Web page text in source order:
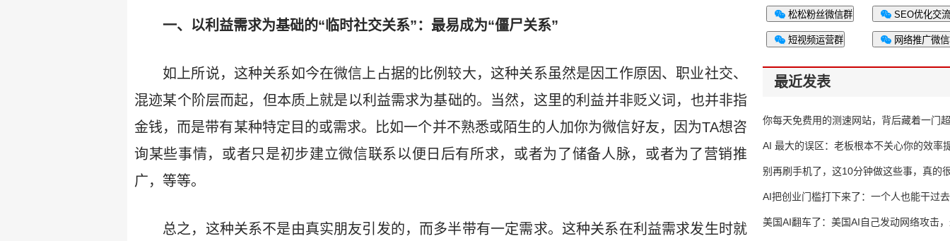
一、以利益需求为基础的“临时社交关系”：最易成为“僵尸关系”
如上所说，这种关系如今在微信上占据的比例较大，这种关系虽然是因工作原因、职业社交、
混迹某个阶层而起，但本质上就是以利益需求为基础的。当然，这里的利益并非贬义词，也并非指
金钱，而是带有某种特定目的或需求。比如一个并不熟悉或陌生的人加你为微信好友，因为TA想咨
询某些事情，或者只是初步建立微信联系以便日后有所求，或者为了储备人脉，或者为了营销推
广，等等。
总之，这种关系不是由真实朋友引发的，而多半带有一定需求。这种关系在利益需求发生时就
松松粉丝微信群 SEO优化交
短视频运营群 网络推广微
最近发表
你每天免费用的测速网站，背后藏着一门
生意
AI 最大的误区：老板根本不关心你的效率
别再刷手机了，这10分钟做这些事，真的
AI把创业门槛打下来了：一个人也能干过
人的活
美国AI翻车了：美国AI自己发动网络攻击